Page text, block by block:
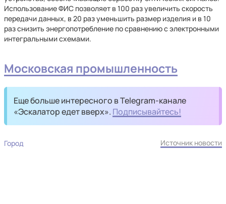
Использование ФИС позволяет в 100 раз увеличить скорость
передачи данных, в 20 раз уменьшить размер изделия и в 10
раз снизить энергопотребление по сравнению с электронными
интегральными схемами.
Московская промышленность
Еще больше интересного в Telegram-канале
«Эскалатор едет вверх». Подписывайтесь!
Город Источник новости